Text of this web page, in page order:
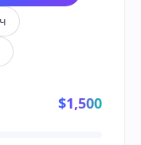
$1,500